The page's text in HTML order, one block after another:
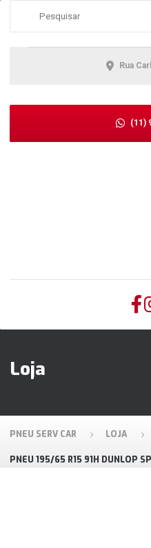
Rua
(11)
Loja
PNEU SERV CAR LOJA
PNEU 195/65 R15 91H DUNLOP